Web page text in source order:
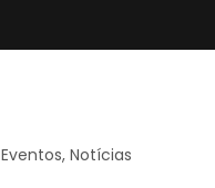
Eventos, Notícias